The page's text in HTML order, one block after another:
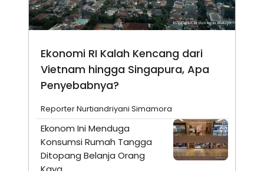
Ekonomi RI Kalah Kencang dari
Vietnam hingga Singapura, Apa
Penyebabnya?
Reporter Nurtiandriyani Simamora
Ekonom Ini Menduga
Konsumsi Rumah Tangga
Ditopang Belanja Orang